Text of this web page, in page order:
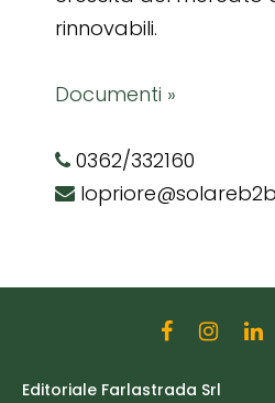
rinnovabili.
Documenti »
0362/332160
Editoriale Farlastrada Srl